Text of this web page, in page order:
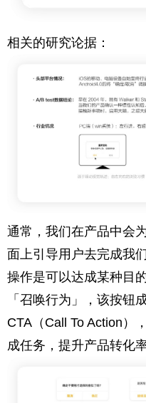
相关的研究论据：
通常，我们在产品中会
面上引导用户去完成我
操作是可以达成某种目
「召唤行为」，该按钮
CTA（Call To Action）
成任务，提升产品转化率